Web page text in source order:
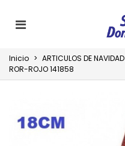
Inicio > ARTICULOS DE NAVIDAD
ROR-ROJO 141858